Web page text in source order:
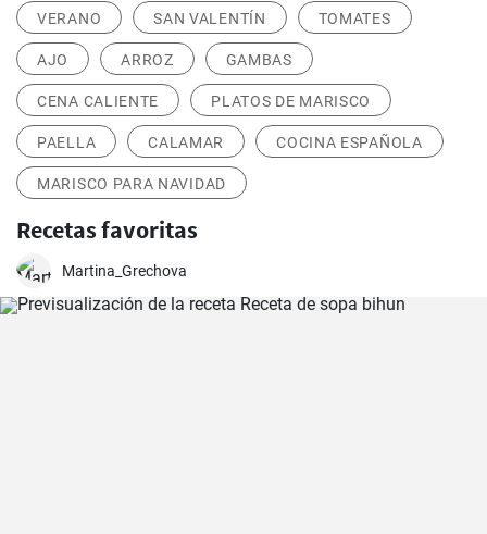
VERANO SAN VALENTÍN TOMATES
AJO ARROZ GAMBAS
CENA CALIENTE PLATOS DE MARISCO
PAELLA CALAMAR COCINA ESPAÑOLA
MARISCO PARA NAVIDAD
Recetas favoritas
Martina_Grechova